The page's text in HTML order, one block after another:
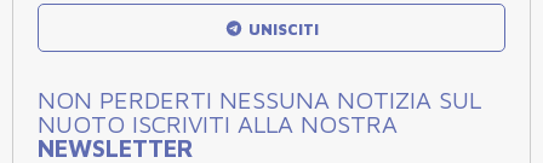
UNISCITI
NON PERDERTI NESSUNA NOTIZIA SUL
NUOTO ISCRIVITI ALLA NOSTRA
NEWSLETTER